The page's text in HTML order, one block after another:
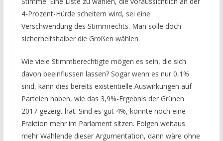
4-Prozent-Hürde scheitern wird, sei eine
Verschwendung des Stimmrechts. Man solle doch
sicherheitshalber die Großen wählen.
Wie viele Stimmberechtigte mögen es sein, die sich
davon beeinflussen lassen? Sogar wenn es nur 0,1%
sind, kann dies bereits existentielle Auswirkungen auf
Parteien haben, wie das 3,9%-Ergebnis der Grünen
2017 gezeigt hat. Sind es gut 4%, könnte noch eine
Fraktion mehr im Parlament sitzen. Folgen weitaus
mehr Wählende dieser Argumentation, dann wäre ohne